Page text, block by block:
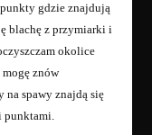
gdzie znajdują
blachę z przymiarki i
okolice
znów
na spawy znajdą się
punktami.